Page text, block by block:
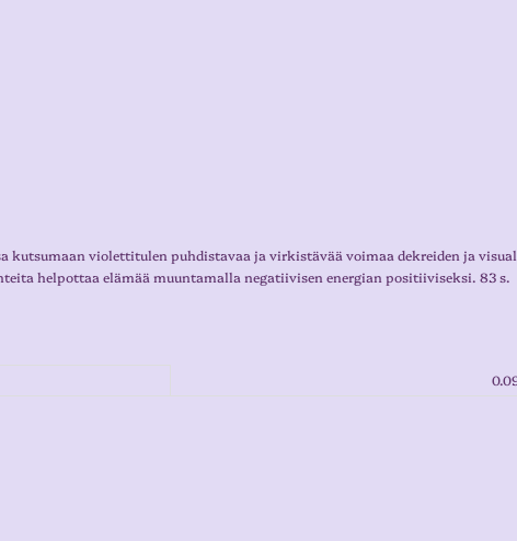
kutsumaan violettitulen puhdistavaa ja virkistävää voimaa dekreiden ja
helpottaa elämää muuntamalla negatiivisen energian positiiviseksi. 83 s.